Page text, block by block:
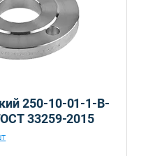
250-10-01-1-B-
33259-2015